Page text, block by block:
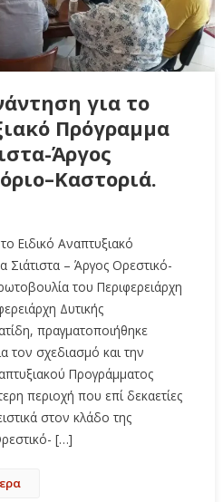
για το
Πρόγραμμα
Άργος
Ειδικό Αναπτυξιακό
– Άργος Ορεστικό-
του Περιφερειάρχη
Δυτικής
πραγματοποιήθηκε
τον σχεδιασμό και την
Προγράμματος
περιοχή που επί δεκαετίες
στον κλάδο της
[…]